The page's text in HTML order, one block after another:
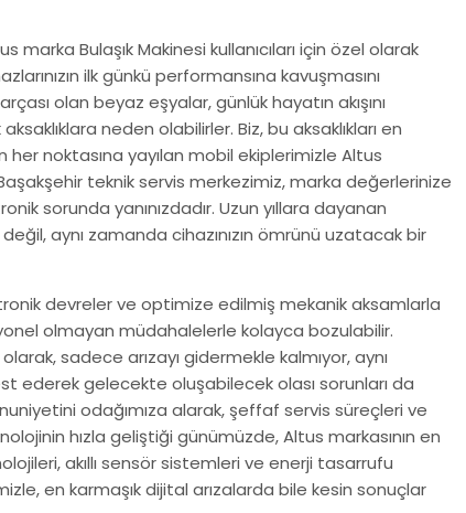
Bulaşık Makinesi kullanıcıları için özel olarak
ilk günkü performansına kavuşmasını
olan beyaz eşyalar, günlük hayatın akışını
neden olabilirler. Biz, bu aksaklıkları en
noktasına yayılan mobil ekiplerimizle Altus
teknik servis merkezimiz, marka değerlerinize
sorunda yanınızdadır. Uzun yıllara dayanan
aynı zamanda cihazınızın ömrünü uzatacak bir
devreler ve optimize edilmiş mekanik aksamlarla
olmayan müdahalelerle kolayca bozulabilir.
sadece arızayı gidermekle kalmıyor, aynı
ederek gelecekte oluşabilecek olası sorunları da
odağımıza alarak, şeffaf servis süreçleri ve
hızla geliştiği günümüzde, Altus markasının en
akıllı sensör sistemleri ve enerji tasarrufu
en karmaşık dijital arızalarda bile kesin sonuçlar